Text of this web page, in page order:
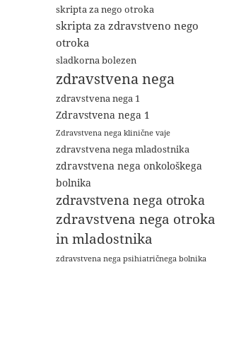
skripta za nego otroka
skripta za zdravstveno nego
otroka
sladkorna bolezen
zdravstvena nega
zdravstvena nega 1
Zdravstvena nega 1
Zdravstvena nega klinične vaje
zdravstvena nega mladostnika
zdravstvena nega onkološkega
bolnika
zdravstvena nega otroka
zdravstvena nega otroka
in mladostnika
zdravstvena nega psihiatričnega bolnika